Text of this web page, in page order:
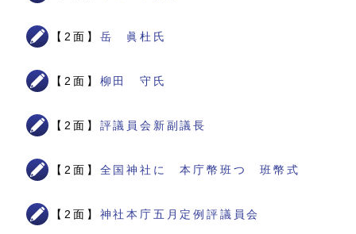
【2面】 岳 眞杜氏
【2面】 柳田 守氏
【2面】 評議員会新副議長
【2面】 全国神社に 本庁幣班つ 班幣式
【2面】 神社本庁五月定例評議員会